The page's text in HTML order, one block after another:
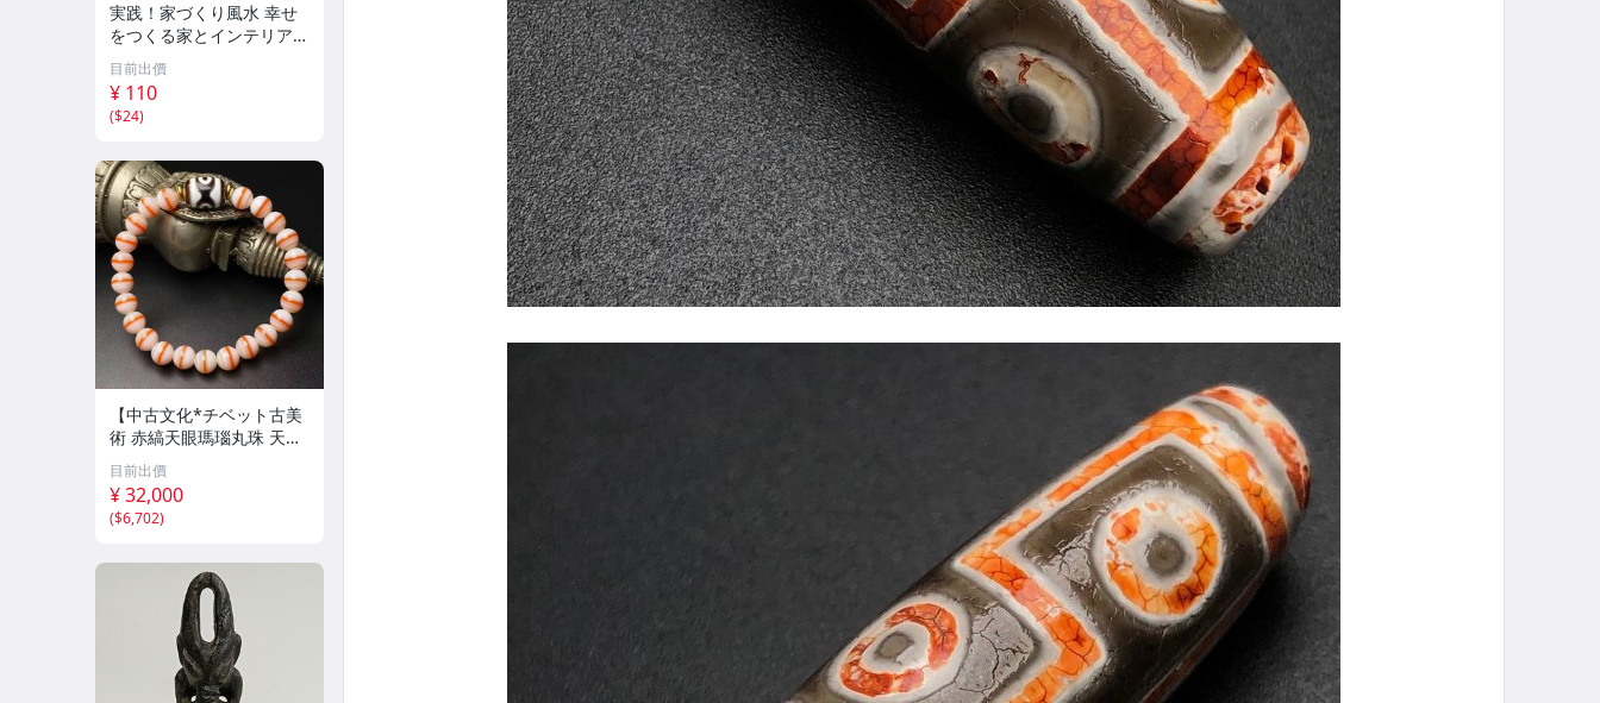
実践！家づくり風水 幸せ
をつくる家とインテリア/
浅野八郎(著者)
目前出價
¥ 110
($24)
【中古文化*チベット古美
術 赤縞天眼瑪瑙丸珠 天地
天珠組み合わせブレスレッ
ト 縞瑪瑙 古玩 アンティー
ク お守り コレクション 腕
輪 】
目前出價
¥ 32,000
($6,702)